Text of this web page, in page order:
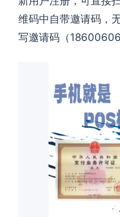
维码中自带邀请码 ，
写邀请码 （